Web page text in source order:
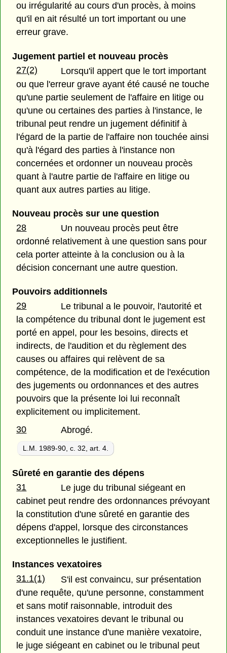
ou irrégularité au cours d'un procès, à moins
qu'il en ait résulté un tort important ou une
erreur grave.
Jugement partiel et nouveau procès
27(2)
Lorsqu'il appert que le tort important
ou que l'erreur grave ayant été causé ne touche
qu'une partie seulement de l'affaire en litige ou
qu'une ou certaines des parties à l'instance, le
tribunal peut rendre un jugement définitif à
l'égard de la partie de l'affaire non touchée ainsi
qu'à l'égard des parties à l'instance non
concernées et ordonner un nouveau procès
quant à l'autre partie de l'affaire en litige ou
quant aux autres parties au litige.
Nouveau procès sur une question
28
Un nouveau procès peut être
ordonné relativement à une question sans pour
cela porter atteinte à la conclusion ou à la
décision concernant une autre question.
Pouvoirs additionnels
29
Le tribunal a le pouvoir, l'autorité et
la compétence du tribunal dont le jugement est
porté en appel, pour les besoins, directs et
indirects, de l'audition et du règlement des
causes ou affaires qui relèvent de sa
compétence, de la modification et de l'exécution
des jugements ou ordonnances et des autres
pouvoirs que la présente loi lui reconnaît
explicitement ou implicitement.
30
Abrogé.
L.M. 1989-90, c. 32, art. 4.
Sûreté en garantie des dépens
31
Le juge du tribunal siégeant en
cabinet peut rendre des ordonnances prévoyant
la constitution d'une sûreté en garantie des
dépens d'appel, lorsque des circonstances
exceptionnelles le justifient.
Instances vexatoires
31.1(1)
S'il est convaincu, sur présentation
d'une requête, qu'une personne, constamment
et sans motif raisonnable, introduit des
instances vexatoires devant le tribunal ou
conduit une instance d'une manière vexatoire,
le juge siégeant en cabinet ou le tribunal peut